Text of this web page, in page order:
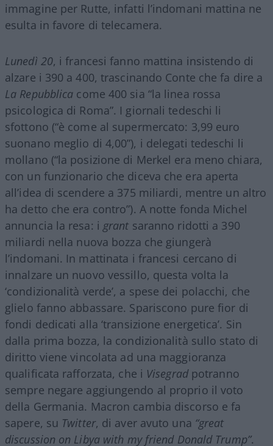
immagine per Rutte, infatti l’indomani mattina ne
esulta in favore di telecamera.
Lunedì 20, i francesi fanno mattina insistendo di
alzare i 390 a 400, trascinando Conte che fa dire a
La Repubblica come 400 sia “la linea rossa
psicologica di Roma”. I giornali tedeschi li
sfottono (“è come al supermercato: 3,99 euro
suonano meglio di 4,00”), i delegati tedeschi li
mollano (“la posizione di Merkel era meno chiara,
con un funzionario che diceva che era aperta
all’idea di scendere a 375 miliardi, mentre un altro
ha detto che era contro”). A notte fonda Michel
annuncia la resa: i grant saranno ridotti a 390
miliardi nella nuova bozza che giungerà
l’indomani. In mattinata i francesi cercano di
innalzare un nuovo vessillo, questa volta la
‘condizionalità verde’, a spese dei polacchi, che
glielo fanno abbassare. Spariscono pure fior di
fondi dedicati alla ‘transizione energetica’. Sin
dalla prima bozza, la condizionalità sullo stato di
diritto viene vincolata ad una maggioranza
qualificata rafforzata, che i Visegradpotranno
sempre negare aggiungendo al proprio il voto
della Germania. Macron cambia discorso e fa
sapere, su Twitter, di aver avuto una “great
discussion on Libya with my friend Donald Trump”.